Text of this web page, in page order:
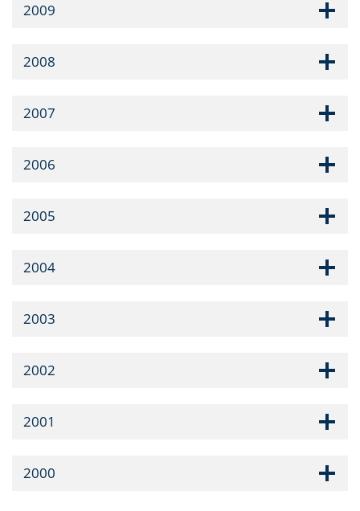
2009
2008
2007
2006
2005
2004
2003
2002
2001
2000